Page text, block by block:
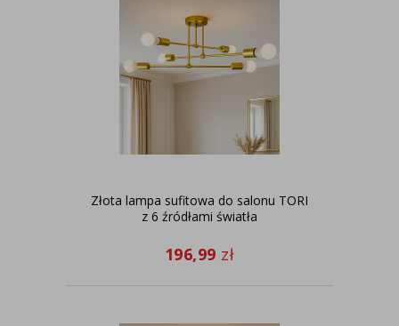
Złota lampa sufitowa do salonu TORI
z 6 źródłami światła
196,99 zł